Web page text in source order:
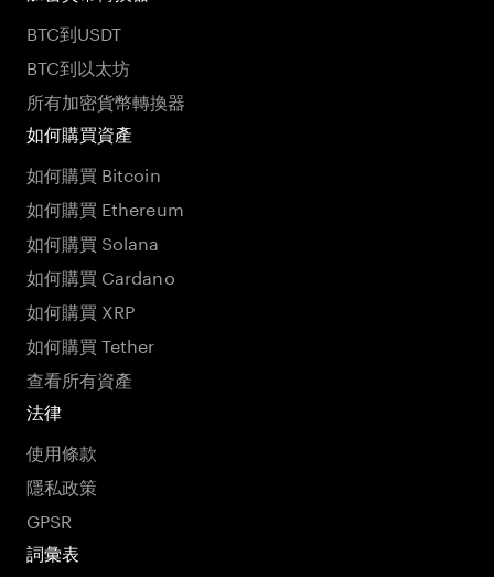
BTC到USDT
BTC到以太坊
所有加密貨幣轉換器
如何購買資產
如何購買 Bitcoin
如何購買 Ethereum
如何購買 Solana
如何購買 Cardano
如何購買 XRP
如何購買 Tether
查看所有資產
法律
使用條款
隱私政策
GPSR
詞彙表